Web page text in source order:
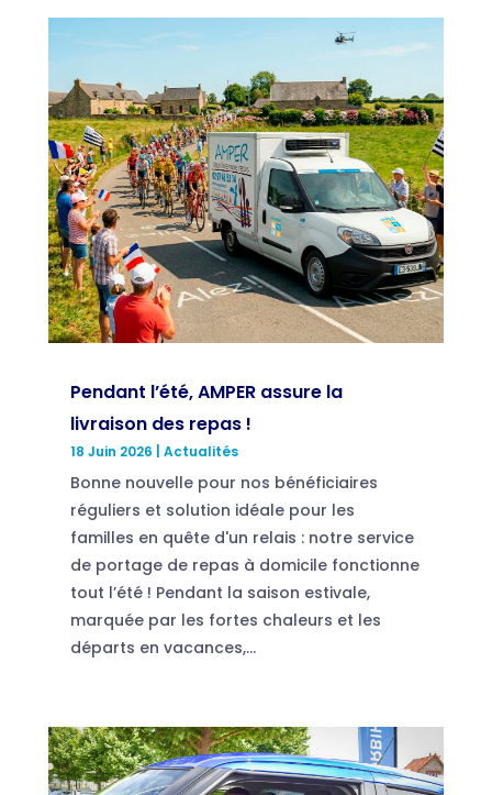
Pendant l’été, AMPER assure la
livraison des repas !
18 Juin 2026 Actualités
Bonne nouvelle pour nos bénéficiaires
réguliers et solution idéale pour les
familles en quête d'un relais : notre service
de portage de repas à domicile fonctionne
tout l’été ! Pendant la saison estivale,
marquée par les fortes chaleurs et les
départs en vacances,...